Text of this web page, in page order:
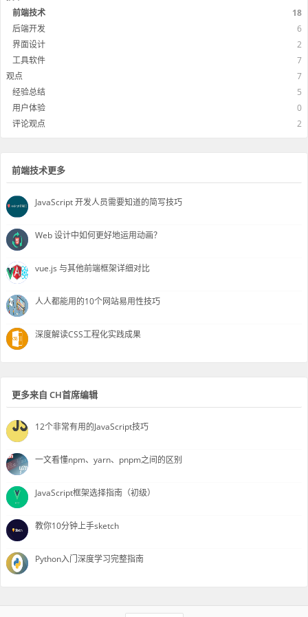
前端技术
18
后端开发
6
界面设计
2
工具软件
7
观点
7
经验总结
5
用户体验
0
评论观点
2
前端技术更多
JavaScript 开发人员需要知道的简写技巧
Web 设计中如何更好地运用动画？
vue.js 与其他前端框架详细对比
人人都能用的10个网站易用性技巧
深度解读CSS工程化实践成果
更多来自 CH首席编辑
12个非常有用的JavaScript技巧
一文看懂npm、yarn、pnpm之间的区别
JavaScript框架选择指南（初级）
教你10分钟上手sketch
Python入门深度学习完整指南